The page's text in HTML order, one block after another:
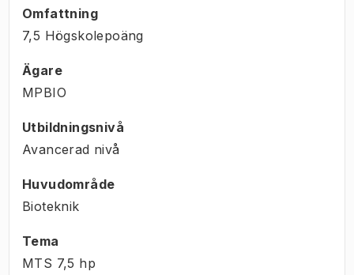
Omfattning
7,5 Högskolepoäng
Ägare
MPBIO
Utbildningsnivå
Avancerad nivå
Huvudområde
Bioteknik
Tema
MTS 7,5 hp